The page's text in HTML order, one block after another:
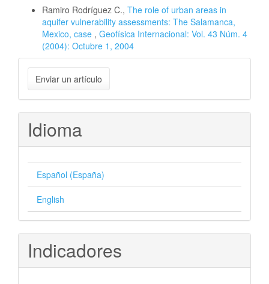
Ramiro Rodríguez C., The role of urban areas in
aquifer vulnerability assessments: The Salamanca,
Mexico, case , Geofísica Internacional: Vol. 43 Núm. 4
(2004): Octubre 1, 2004
Enviar
un
artículo
Enviar un artículo
Idioma
Español (España)
English
Indicadores